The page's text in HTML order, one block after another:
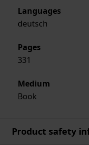
Languages
deutsch
Pages
331
Medium
Book
Product safety